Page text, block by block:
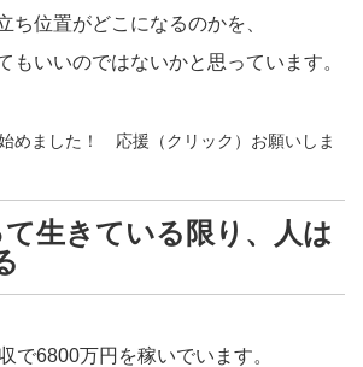
ち位置がどこになるのかを、
もいいのではないかと思っています。
めました！ 応援（クリック）お願いしま
生きている限り、人は
で6800万円を稼いでいます。